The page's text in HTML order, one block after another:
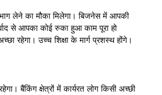
लेने का मौका मिलेगा। बिजनेस में आपकी
से आपका कोई रुका हुआ काम पूरा हो
रहेगा। उच्च शिक्षा के मार्ग प्रशस्थ होंगे।
बैंकिंग क्षेत्रों में कार्यरत लोग किसी अच्छी